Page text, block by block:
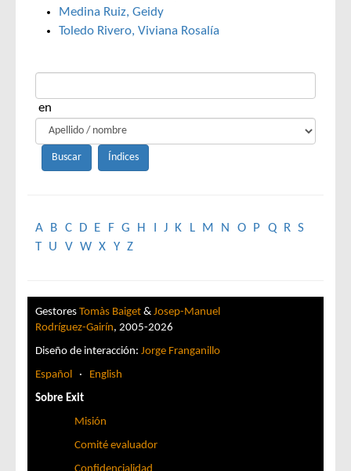
Medina Ruiz, Geidy
Toledo Rivero, Viviana Rosalía
en
A B C D E F G H J K L M N O P Q R S
T U V W X Y Z
Gestores Tomàs Baiget & Josep-Manuel
Rodríguez-Gairín, 2005-2026
Diseño de interacción: Jorge Franganillo
Español · English
Sobre Exit
Misión
Comité evaluador